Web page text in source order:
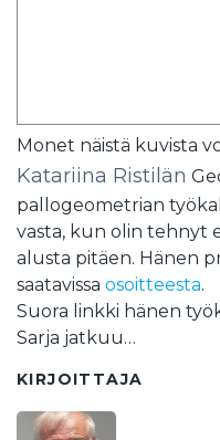
Monet näistä kuvista
Katariina Ristilän
pallogeometrian
vasta, kun olin tehnyt
alusta pitäen. Hänen
saatavissa osoitteesta.
Suora linkki hänen
Sarja jatkuu…
KIRJOITTAJA